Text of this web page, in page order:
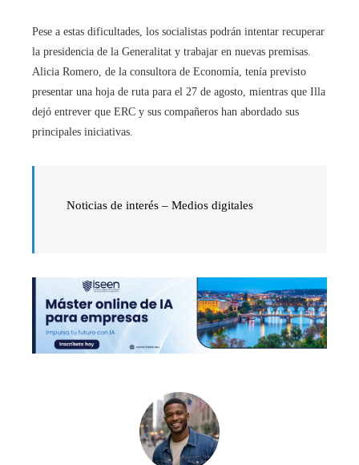
Pese a estas dificultades, los socialistas podrán intentar recuperar
la presidencia de la Generalitat y trabajar en nuevas premisas.
Alicia Romero, de la consultora de Economía, tenía previsto
presentar una hoja de ruta para el 27 de agosto, mientras que Illa
dejó entrever que ERC y sus compañeros han abordado sus
principales iniciativas.
Noticias de interés – Medios digitales